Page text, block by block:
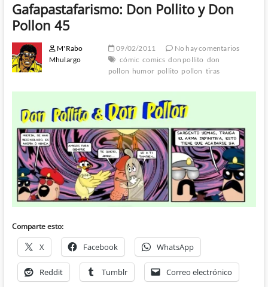
Gafapastafarismo: Don Pollito y Don
Pollon 45
M'Rabo
Mhulargo
09/02/2011
No hay comentarios
cómic comics don pollito don
pollon humor pollito pollon tiras
Comparte esto:
X Facebook WhatsApp
Reddit Tumblr Correo electrónico